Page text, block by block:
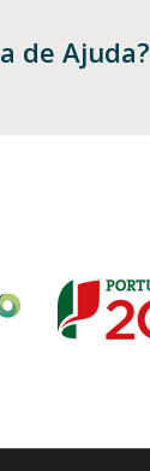
de Ajuda?